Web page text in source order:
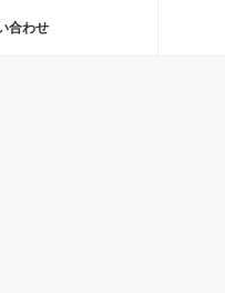
合わせ